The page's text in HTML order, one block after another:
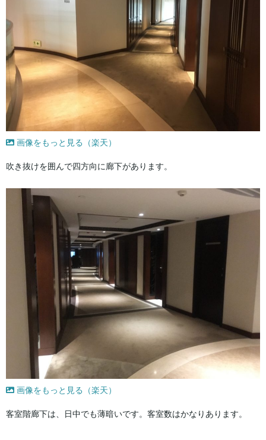
画像をもっと見る（楽天）
吹き抜けを囲んで四方向に廊下があります。
画像をもっと見る（楽天）
客室階廊下は、日中でも薄暗いです。客室数はかなりあります。